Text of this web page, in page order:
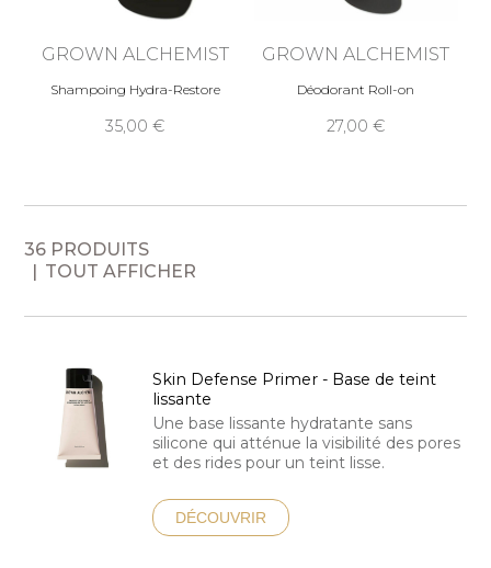
GROWN ALCHEMIST
Shampoing Hydra-Restore
35,00
GROWN ALCHEMIST
Déodorant Roll-on
27,00
36 PRODUITS
TOUT AFFICHER
Skin Defense Primer - Base de teint
lissante
Une base lissante hydratante sans
silicone qui atténue la visibilité des pores
et des rides pour un teint lisse.
DÉCOUVRIR